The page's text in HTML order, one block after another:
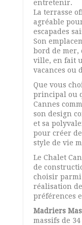
entretenir.
La terrasse
agréable
escapades
Son
bord de mer,
ville, en fait
vacances ou
Que vous
principal ou
Cannes
son design
et sa
pour créer
style de vie
Le Chalet
de
choisir
réalisation
préférences
Madriers
massifs de